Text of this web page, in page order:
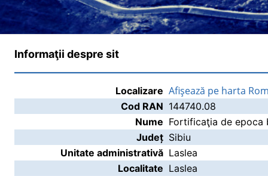
Informaţii despre sit
Localizare Afişează pe harta
Cod RAN 144740.08
Nume Fortificaţia de epoca
Județ Sibiu
Unitate administrativă Laslea
Localitate Laslea